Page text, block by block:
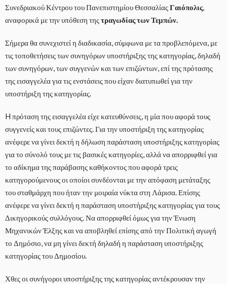
Συνεδριακού Κέντρου του Πανεπιστημίου ΘεσσαλίαςΓαιόπολις,
αναφορικά με την υπόθεση τηςτραγωδίας των Τεμπών.
Σήμερα θα συνεχιστεί η διαδικασία, σύμφωνα με τα προβλεπόμενα, με
τις τοποθετήσεις των συνηγόρων υποστήριξης της κατηγορίας, δηλαδή
των συνηγόρων, των συγγενών και των επιζώντων, επί της πρότασης
της εισαγγελέα για τις ενστάσεις που είχαν διατυπωθεί για την
υποστήριξη της κατηγορίας.
H πρόταση της εισαγγελέα είχε κατευθύνσεις, η μία που αφορά τους
συγγενείς και τους επιζώντες. Για την υποστήριξη της κατηγορίας
ανέφερε να γίνει δεκτή η δήλωση παράσταση υποστήριξης κατηγορίας
για το σύνολό τους με τις βασικές κατηγορίες, αλλά να απορριφθεί για
το αδίκημα της παράβασης καθήκοντος που αφορά τρεις
κατηγορούμενους οι οποίοι συνδέονται με την απόφαση μετάταξης
του σταθμάρχη που ήταν την μοιραία νύκτα στη Λάρισα. Επίσης
ανέφερε να γίνει δεκτή η παράσταση υποστήριξης κατηγορίας για τους
Δικηγορικούς συλλόγους. Να απορριφθεί όμως για την Ένωση
Μηχανικών Έλξης και να αποβληθεί επίσης από την Πολιτική αγωγή
το Δημόσιο, να μη γίνει δεκτή δηλαδή η παράσταση υποστήριξης
κατηγορίας του Δημοσίου.
Χθες οι συνήγοροι υποστήριξης της κατηγορίας αντέκρουσαν την